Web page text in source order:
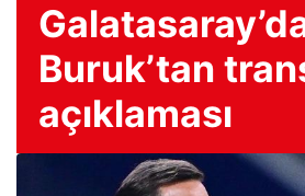
Buruk’tan
açıklaması